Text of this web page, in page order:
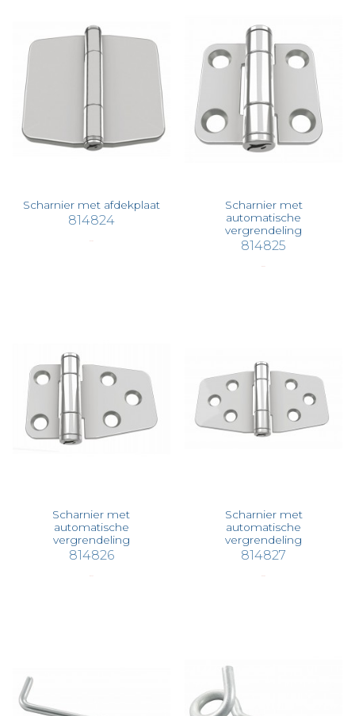
Scharnier met afdekplaat
814824
Scharnier met
automatische
vergrendeling
814825
Scharnier met
automatische
vergrendeling
814826
Scharnier met
automatische
vergrendeling
814827